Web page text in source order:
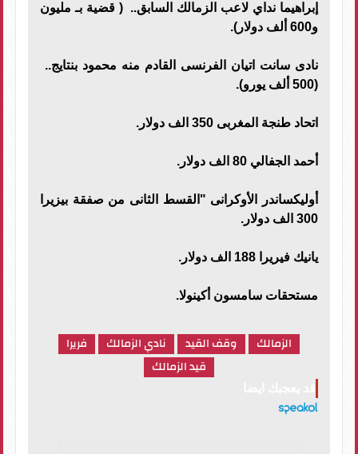
إبراهيما نداي لاعب الزمالك السابق.. ( قضية بـ مليون
و600 ألف دولار).
نادى سانت اتيان الفرنسى القادم منه محمود بنتايج..
(500 ألف يورو).
اتحاد طنجة المغربى 350 الف دولار.
أحمد الجفالي 80 الف دولار.
أوليكساندر الأوكرانى "القسط الثانى من صفقة بيزيرا
300 الف دولار.
يانيك فيريرا 188 الف دولار.
مستحقات سامسون أكينولا.
الزمالك وقف القيد نادي الزمالك
فريرا
قيد الزمالك